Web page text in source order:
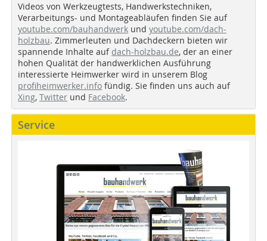
Videos von Werkzeugtests, Handwerkstechniken,
Verarbeitungs- und Montageabläufen finden Sie auf
youtube.com/bauhandwerk und youtube.com/dach-
holzbau. Zimmerleuten und Dachdeckern bieten wir
spannende Inhalte auf dach-holzbau.de, der an einer
hohen Qualität der handwerklichen Ausführung
interessierte Heimwerker wird in unserem Blog
profiheimwerker.info fündig. Sie finden uns auch auf
Xing, Twitter und Facebook.
Service